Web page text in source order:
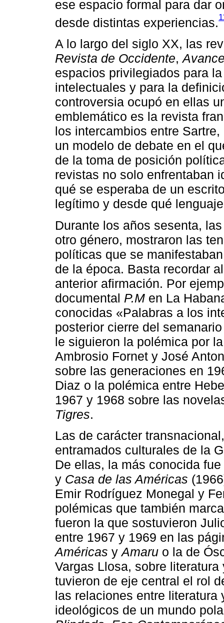
ese espacio formal para dar
desde distintas experiencias.
A lo largo del siglo XX, las
Revista de Occidente,
espacios privilegiados para
intelectuales y para la
controversia ocupó en ellas
emblemático es la revista
los intercambios entre
un modelo de debate en el
de la toma de posición
revistas no solo enfrentaban
qué se esperaba de un
legítimo y desde qué
Durante los años sesenta,
otro género, mostraron las
políticas que se
de la época. Basta recordar
anterior afirmación. Por
documental P.M en La
conocidas «Palabras a los
posterior cierre del
le siguieron la polémica por
Ambrosio Fornet y José
sobre las generaciones en
Diaz o la polémica entre
1967 y 1968 sobre las
Tigres.
Las de carácter
entramados culturales de la
De ellas, la más conocida
y Casa de las Américas
Emir Rodríguez Monegal y
polémicas que también
fueron la que sostuvieron
entre 1967 y 1969 en las
Américas yAmaru o la de
Vargas Llosa, sobre
tuvieron de eje central el rol
las relaciones entre
ideológicos de un mundo